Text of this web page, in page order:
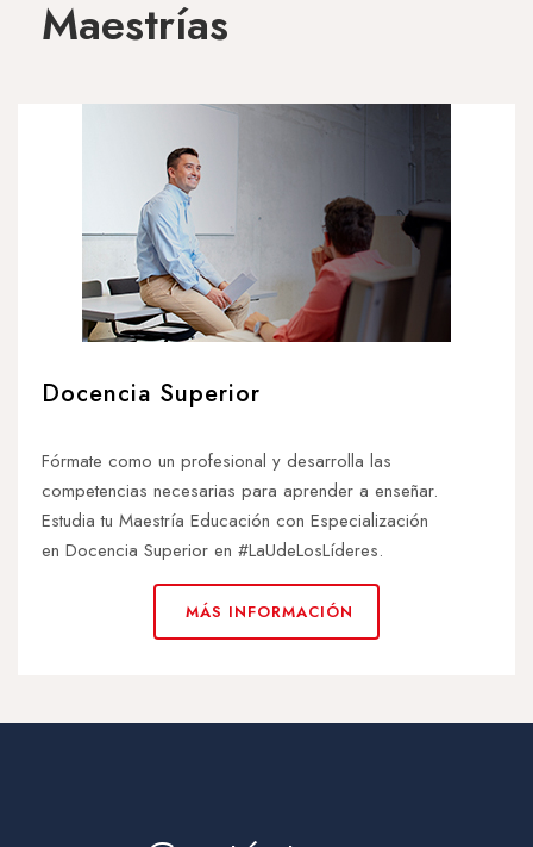
Maestrías
Docencia Superior
Fórmate como un profesional y desarrolla las
competencias necesarias para aprender a enseñar.
Estudia tu Maestría Educación con Especialización
en Docencia Superior en #LaUdeLosLíderes.
MÁS INFORMACIÓN